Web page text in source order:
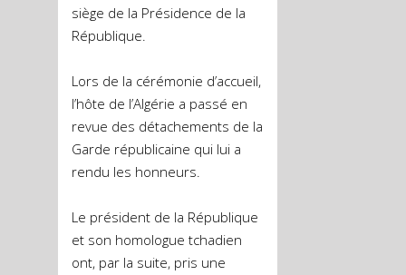
siège de la Présidence de la
République.
Lors de la cérémonie d’accueil,
l’hôte de l’Algérie a passé en
revue des détachements de la
Garde républicaine qui lui a
rendu les honneurs.
Le président de la République
et son homologue tchadien
ont, par la suite, pris une